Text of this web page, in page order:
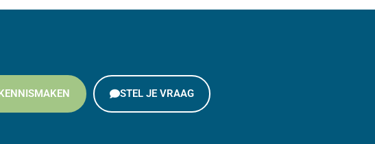
KENNISMAKEN STEL JE VRAAG